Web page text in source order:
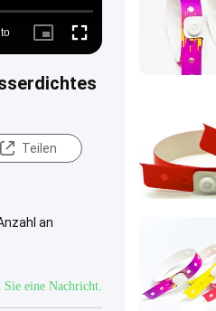
Picture- Fullscreen
Teilen
an
Sie eine Nachricht.